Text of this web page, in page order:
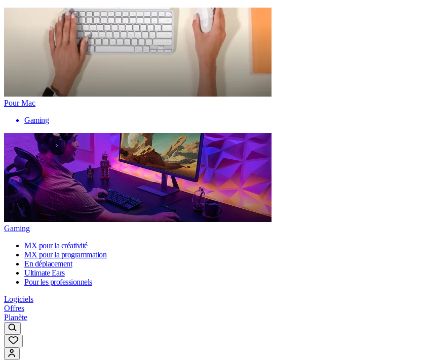
Pour Mac
Gaming
Gaming
MX pour la créativité
MX pour la programmation
En déplacement
Ultimate Ears
Pour les professionnels
Logiciels
Offres
Planète